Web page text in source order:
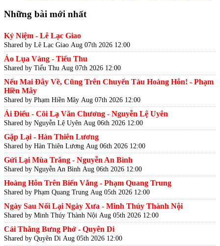
Những bài mới nhất
Kỷ Niệm - Lê Lạc Giao
Shared by Lê Lạc Giao Aug 07th 2026 12:00
Áo Lụa Vàng - Tiểu Thu
Shared by Tiểu Thu Aug 07th 2026 12:00
Nếu Mai Đây Về, Cũng Trên Chuyến Tàu Hoàng Hôn! - Phạm
Hiền Mây
Shared by Phạm Hiền Mây Aug 07th 2026 12:00
Ái Điểu - Cõi Lạ Văn Chương - Nguyễn Lệ Uyên
Shared by Nguyễn Lệ Uyên Aug 06th 2026 12:00
Gặp Lại - Hàn Thiên Lương
Shared by Hàn Thiên Lương Aug 06th 2026 12:00
Gửi Lại Mùa Trăng - Nguyễn An Bình
Shared by Nguyễn An Bình Aug 06th 2026 12:00
Hoàng Hôn Trên Biển Vắng - Phạm Quang Trung
Shared by Phạm Quang Trung Aug 05th 2026 12:00
Ngày Sau Nối Lại Ngày Xưa - Minh Thúy Thành Nội
Shared by Minh Thúy Thành Nội Aug 05th 2026 12:00
Cái Thằng Bưng Phở - Quyên Di
Shared by Quyên Di Aug 05th 2026 12:00